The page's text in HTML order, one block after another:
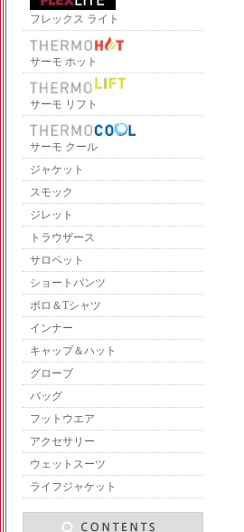
フレックス ライト
サーモ ホット
サーモ リフト
サーモ クール
ジャケット
スモック
ジレット
トラウザース
サロペット
ショートパンツ
ポロ＆Tシャツ
インナー
キャップ＆ハット
グローブ
バッグ
フットウエア
アクセサリー
ウェットスーツ
ライフジャケット